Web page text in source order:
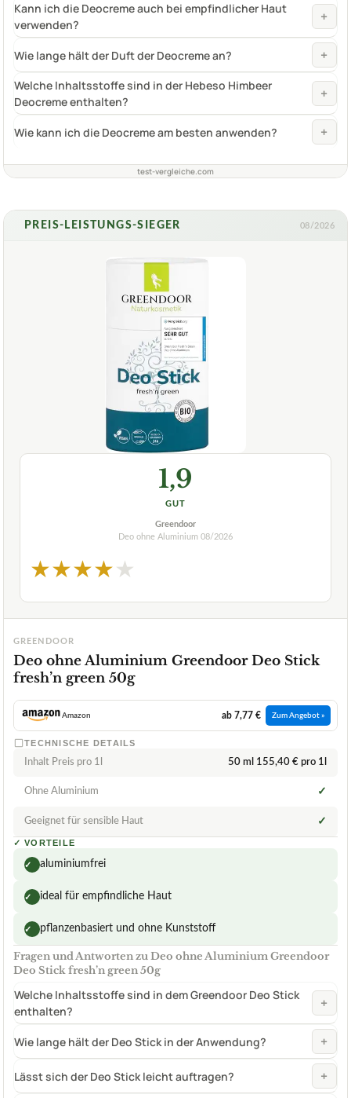
Kann ich die Deocreme auch bei empfindlicher Haut
verwenden?
+
Wie lange hält der Duft der Deocreme an? +
Welche Inhaltsstoffe sind in der Hebeso Himbeer
Deocreme enthalten?
+
Wie kann ich die Deocreme am besten anwenden? +
test-vergleiche.com
PREIS-LEISTUNGS-SIEGER 08/2026
1,9
GUT
Greendoor
Deo ohne Aluminium 08/2026
★★★★★
GREENDOOR
Deo ohne Aluminium Greendoor Deo Stick
fresh’n green 50g
Amazon ab 7,77 € Zum Angebot »
TECHNISCHE DETAILS
Inhalt Preis pro 1l 50 ml 155,40 € pro 1l
Ohne Aluminium ✓
Geeignet für sensible Haut ✓
✓ VORTEILE
✓ aluminiumfrei
✓ ideal für empfindliche Haut
✓ pflanzenbasiert und ohne Kunststoff
Fragen und Antworten zu Deo ohne Aluminium Greendoor
Deo Stick fresh’n green 50g
Welche Inhaltsstoffe sind in dem Greendoor Deo Stick
enthalten?
+
Wie lange hält der Deo Stick in der Anwendung? +
Lässt sich der Deo Stick leicht auftragen? +